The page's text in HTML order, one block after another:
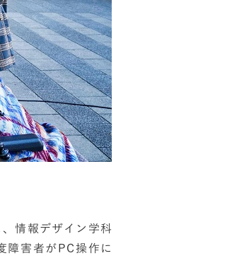
情報デザイン学科
障害者がPC操作に